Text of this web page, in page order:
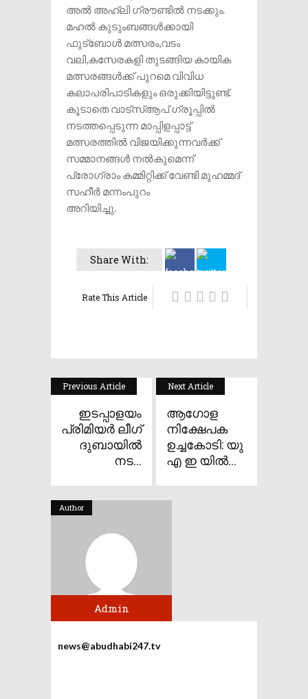
അൽ അഹ്‍ലി ഗ്രൗണ്ടിൽ നടക്കും.
മഹൽ കുടുംബങ്ങൾക്കായി
ഫുട്ബോൾ മത്സരം,വടം
വലി,കസേരകളി തുടങ്ങിയ കായിക
മത്സരങ്ങൾക്ക് പുറമെ വിവിധ
കലാപരിപാടികളും ഒരുക്കിയിട്ടുണ്ട്.
കൂടാതെ വാട്സ്ആപ് ഗ്രൂപ്പിൽ
നടത്തപ്പെടുന്ന മാപ്പിളപ്പാട്ട്
മത്സരത്തിൽ വിജയിക്കുന്നവർക്ക്
സമ്മാനങ്ങൾ നൽകുമെന്ന്
പ്രോഗ്രാം കമ്മിറ്റിക്ക് വേണ്ടി മുഹമ്മദ്
സഹീര്‍ മന്നംപുറം
അറിയിച്ചു.
Share With:
Rate This Article
Previous Article
ഇടപ്പാളയം
പ്രിമിയർ ലീഗ്
ദുബായിൽ
നട...
Next Article
ആഗോള
നിക്ഷേപക
ഉച്ചകോടി: യു
എ ഇ യിൽ...
Author
Admin
news@abudhabi247.tv